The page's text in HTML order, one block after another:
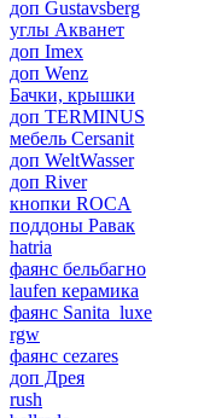
доп Gustavsberg
углы Акванет
доп Imex
доп Wenz
Бачки, крышки
доп TERMINUS
мебель Cersanit
доп WeltWasser
доп River
кнопки ROCA
поддоны Равак
hatria
фаянс бельбагно
laufen керамика
фаянс Sanita_luxe
rgw
фаянс cezares
доп Дрея
rush